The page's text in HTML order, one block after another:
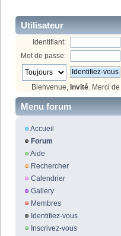
Utilisateur
Identifiant:
Mot de passe:
Bienvenue, Invité. Merci de
Menu forum
Accueil
Forum
Aide
Rechercher
Calendrier
Gallery
Membres
Identifiez-vous
Inscrivez-vous